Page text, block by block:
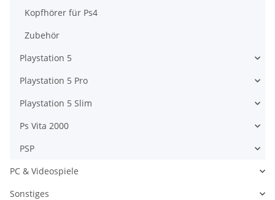
Kopfhörer für Ps4
Zubehör
Playstation 5
Playstation 5 Pro
Playstation 5 Slim
Ps Vita 2000
PSP
PC & Videospiele
Sonstiges